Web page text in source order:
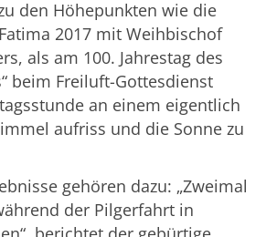
den Höhepunkten wie die
2017 mit Weihbischof
als am 100. Jahrestag des
beim Freiluft-Gottesdienst
an einem eigentlich
aufriss und die Sonne zu
gehören dazu: „Zweimal
der Pilgerfahrt in